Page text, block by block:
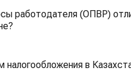
работодателя (ОПВР)
в